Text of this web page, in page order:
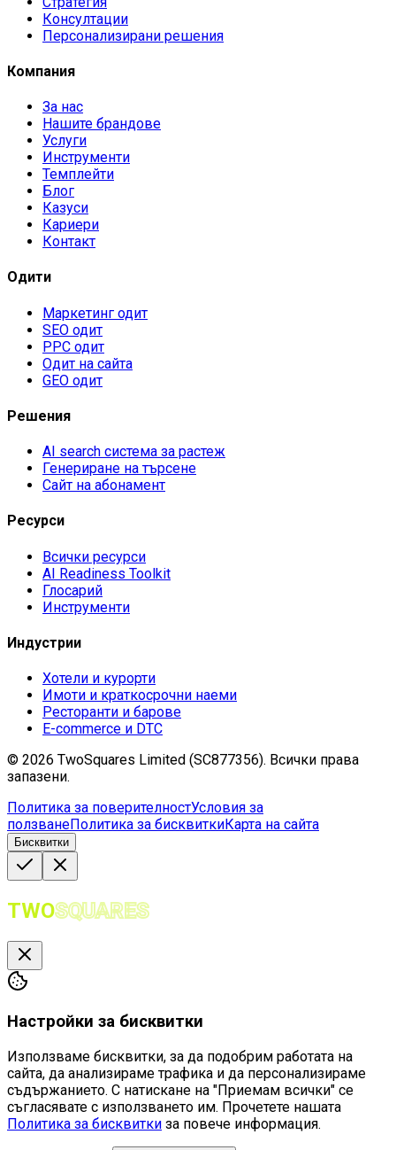
Консултации
Персонализирани решения
Компания
За нас
Нашите брандове
Услуги
Инструменти
Темплейти
Блог
Казуси
Кариери
Контакт
Одити
Маркетинг одит
SEO одит
PPC одит
Одит на сайта
GEO одит
Решения
AI search система за растеж
Генериране на търсене
Сайт на абонамент
Ресурси
Всички ресурси
AI Readiness Toolkit
Глосарий
Инструменти
Индустрии
Хотели и курорти
Имоти и краткосрочни наеми
Ресторанти и барове
E-commerce и DTC
© 2026 TwoSquares Limited (SC877356). Всички права
запазени.
Политика за поверителностУсловия за
ползванеПолитика за бисквиткиКарта на сайта
Бисквитки
TWOSQUARES
Настройки за бисквитки
Използваме бисквитки, за да подобрим работата на
сайта, да анализираме трафика и да персонализираме
съдържанието. С натискане на "Приемам всички" се
съгласявате с използването им. Прочетете нашата
Политика за бисквитки за повече информация.